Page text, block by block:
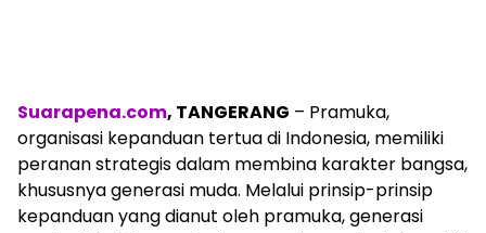
Suarapena.com, TANGERANG – Pramuka,
organisasi kepanduan tertua di Indonesia, memiliki
peranan strategis dalam membina karakter bangsa,
khususnya generasi muda. Melalui prinsip-prinsip
kepanduan yang dianut oleh pramuka, generasi